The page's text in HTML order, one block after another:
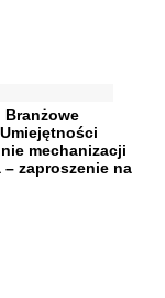
Branżowe
mechanizacji
zaproszenie na